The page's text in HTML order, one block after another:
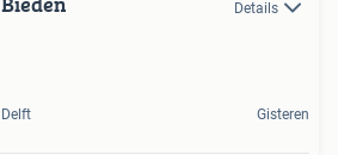
Details
Delft Gisteren